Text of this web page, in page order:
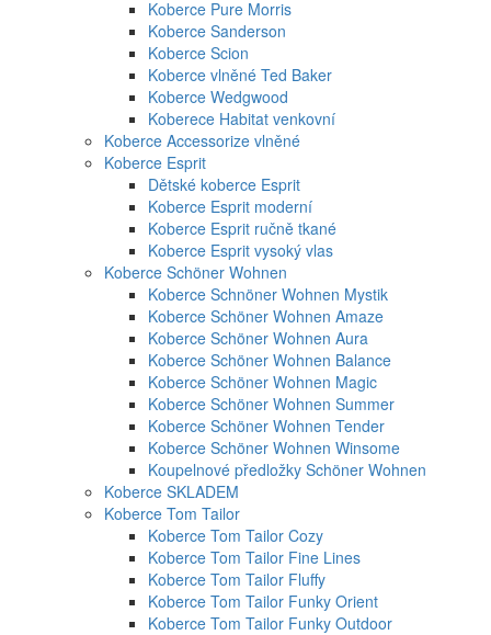
Koberce Pure Morris
Koberce Sanderson
Koberce Scion
Koberce vlněné Ted Baker
Koberce Wedgwood
Koberece Habitat venkovní
Koberce Accessorize vlněné
Koberce Esprit
Dětské koberce Esprit
Koberce Esprit moderní
Koberce Esprit ručně tkané
Koberce Esprit vysoký vlas
Koberce Schöner Wohnen
Koberce Schnöner Wohnen Mystik
Koberce Schöner Wohnen Amaze
Koberce Schöner Wohnen Aura
Koberce Schöner Wohnen Balance
Koberce Schöner Wohnen Magic
Koberce Schöner Wohnen Summer
Koberce Schöner Wohnen Tender
Koberce Schöner Wohnen Winsome
Koupelnové předložky Schöner Wohnen
Koberce SKLADEM
Koberce Tom Tailor
Koberce Tom Tailor Cozy
Koberce Tom Tailor Fine Lines
Koberce Tom Tailor Fluffy
Koberce Tom Tailor Funky Orient
Koberce Tom Tailor Funky Outdoor